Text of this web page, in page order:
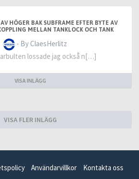
HÖGER BAK SUBFRAME EFTER BYTE AV
MELLAN TANKLOCK OCH TANK
- By ClaesHerlitz
lossade jag också n[…]
VISA INLÄGG
VISA FLER INLÄGG
Användarvillkor Kontakta oss